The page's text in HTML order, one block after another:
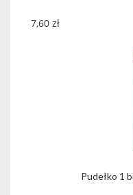
Pudełko 1
7,60 zł